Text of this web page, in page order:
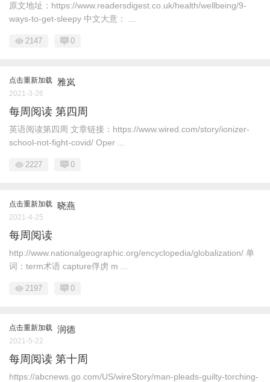
原文地址：https://www.readersdigest.co.uk/health/wellbeing/9-
ways-to-get-sleepy 中文大意： ...
2147 0
点击重新加载 雅岚
2021-3-26
每周阅读 第四周
英语阅读第四周 文章链接：https://www.wired.com/story/ionizer-
school-not-fight-covid/ Oper ...
2227 0
点击重新加载 晓燕
2021-4-25
每周阅读
http://www.nationalgeographic.org/encyclopedia/globalization/ 单
词：term术语 capture俘虏 m ...
2197 0
点击重新加载 润德
2021-5-22
每周阅读 第十周
https://abcnews.go.com/US/wireStory/man-pleads-guilty-torching-